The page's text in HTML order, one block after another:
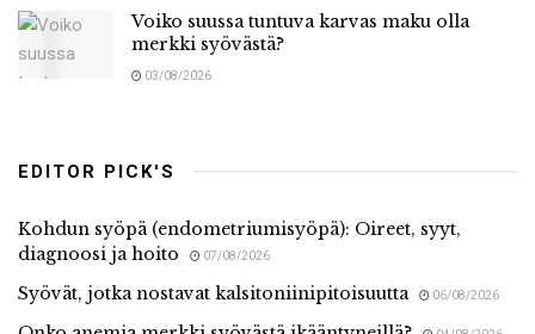
Voiko suussa tuntuva karvas maku olla
merkki syövästä?
03/08/2026
EDITOR PICK'S
Kohdun syöpä (endometriumisyöpä): Oireet, syyt,
diagnoosi ja hoito
07/08/2026
Syövät, jotka nostavat kalsitoniinipitoisuutta 06/08/2026